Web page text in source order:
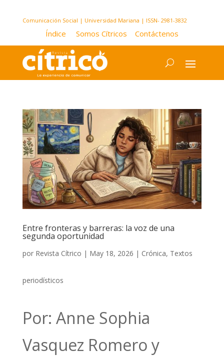
Comunicación Social | Universidad Mariana | ISSN- 2981-3832
Índice Somos Cítricos Contáctenos
Entre fronteras y barreras: la voz de una
segunda oportunidad
por Revista Cítrico | May 18, 2026 | Crónica, Textos
periodísticos
Por: Anne Sophia
Vasquez Romero y